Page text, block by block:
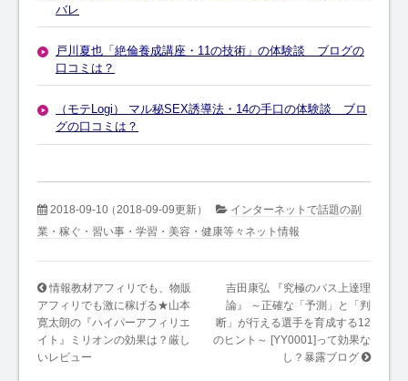
バレ
戸川夏也「絶倫養成講座・11の技術」の体験談 ブログの
口コミは？
（モテLogi） マル秘SEX誘導法・14の手口の体験談 ブロ
グの口コミは？
2018-09-10（2018-09-09更新）
インターネットで話題の副
業・稼ぐ・習い事・学習・美容・健康等々ネット情報
情報教材アフィリでも、物販
アフィリでも激に稼げる★山本
寛太朗の『ハイパーアフィリエ
イト』ミリオンの効果は？厳し
いレビュー
吉田康弘 『究極のパス上達理
論』 ～正確な「予測」と「判
断」が行える選手を育成する12
のヒント～ [YY0001]って効果な
し？暴露ブログ